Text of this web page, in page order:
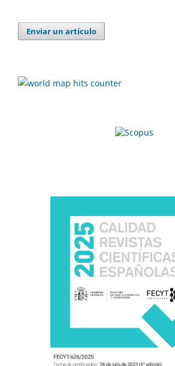
Enviar un artículo